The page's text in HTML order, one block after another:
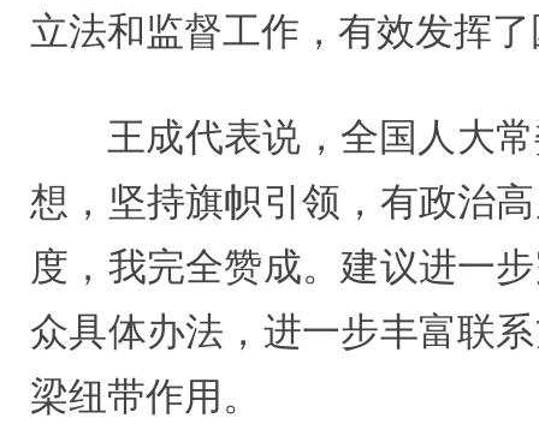
立法和监督工作，有效发挥
王成代表说，全国人大
想，坚持旗帜引领，有政治
度，我完全赞成。建议进一
众具体办法，进一步丰富联
梁纽带作用。